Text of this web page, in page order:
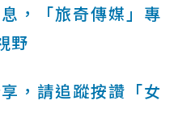
，「旅奇傳媒」專
野
，請追蹤按讚「女